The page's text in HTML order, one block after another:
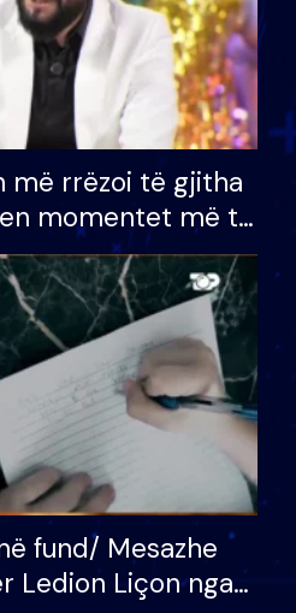
më rrëzoi të gjitha
momentet më të
e BB VIP: Do më
kur…
fund/ Mesazhe
Ledion Liçon nga